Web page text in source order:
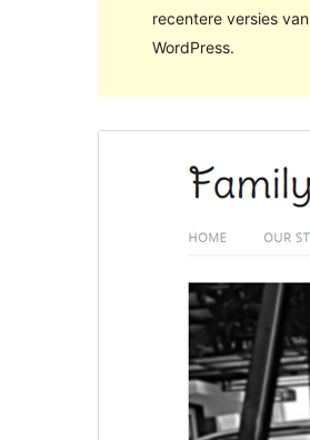
recentere versies van
WordPress.